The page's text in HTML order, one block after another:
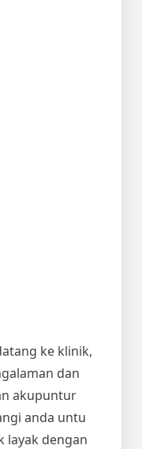
ke klinik,
dan
akupuntur
anda untu
layak dengan